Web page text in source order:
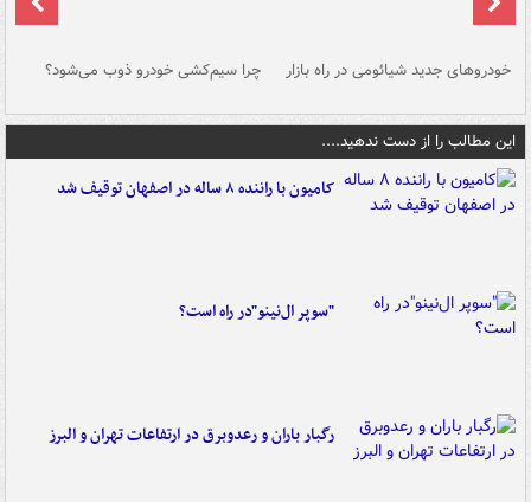
خودروهای جدید شیائومی در راه بازار چرا سیم‌کشی خودرو ذوب می‌شود؟
این مطالب را از دست ندهید....
کامیون با راننده ۸ ساله در اصفهان توقیف شد
"سوپر ال‌نینو"در راه است؟
رگبار باران و رعدوبرق در ارتفاعات تهران و البرز